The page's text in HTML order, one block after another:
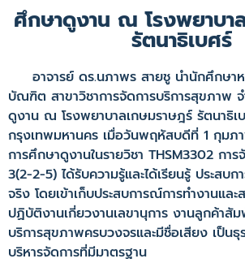
ศึกษาดูงาน ณ โรงพยาบา
รัตนาธิเบศร์
อาจารย์ ดร.นภาพร สายชู นำนักศึกษาห
บัณฑิต สาขาวิชาการจัดการบริการสุขภาพ
ดูงาน ณ โรงพยาบาลเกษมราษฎร์ รัตนาธิเ
กรุงเทพมหานคร เมื่อวันพฤหัสบดีที่ 1 กุมภ
การศึกษาดูงานในรายวิชา THSM3302 การ
3(2-2-5) ได้รับความรู้และได้เรียนรู้ ประสบ
จริง โดยเข้าเก็บประสบการณ์การทำงานแล
ปฏิบัติงานเกี่ยวงานเลขานุการ งานลูกค้าสั
บริการสุขภาพครบวงจรและมีชื่อเสียง เป็นธุ
บริหารจัดการที่มีมาตรฐาน